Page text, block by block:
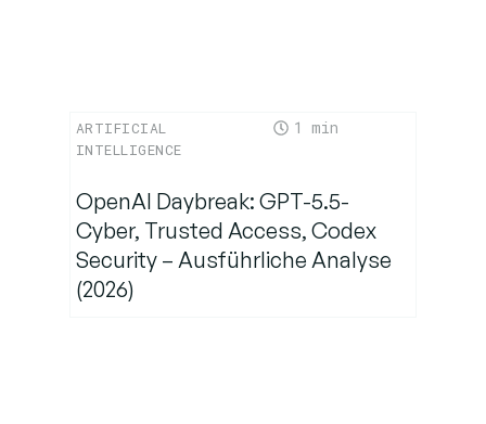
ARTIFICIAL
INTELLIGENCE
1
OpenAI Daybreak: GPT-5.5-
Cyber, Trusted Access, Codex
Security – Ausführliche Analyse
(2026)